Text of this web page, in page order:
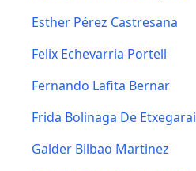
Esther Pérez Castresana
Felix Echevarria Portell
Fernando Lafita Bernar
Frida Bolinaga De Etxegarai
Galder Bilbao Martinez